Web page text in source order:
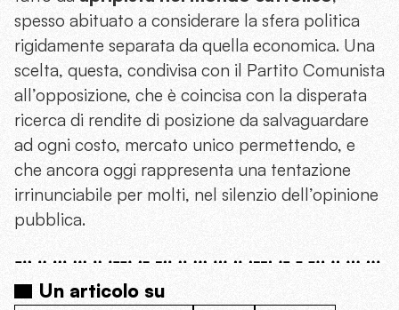
spesso abituato a considerare la sfera politica
rigidamente separata da quella economica. Una
scelta, questa, condivisa con il Partito Comunista
all’opposizione, che è coincisa con la disperata
ricerca di rendite di posizione da salvaguardare
ad ogni costo, mercato unico permettendo, e
che ancora oggi rappresenta una tentazione
irrinunciabile per molti, nel silenzio dell’opinione
pubblica.
Un articolo su